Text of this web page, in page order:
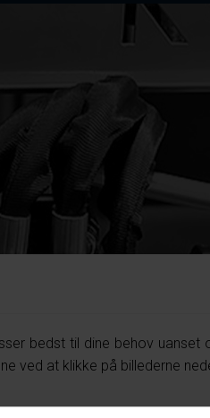
bedst til dine behov
ved at klikke på billederne